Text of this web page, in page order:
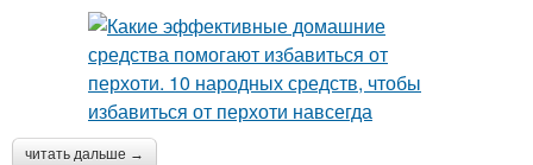
читать дальше →